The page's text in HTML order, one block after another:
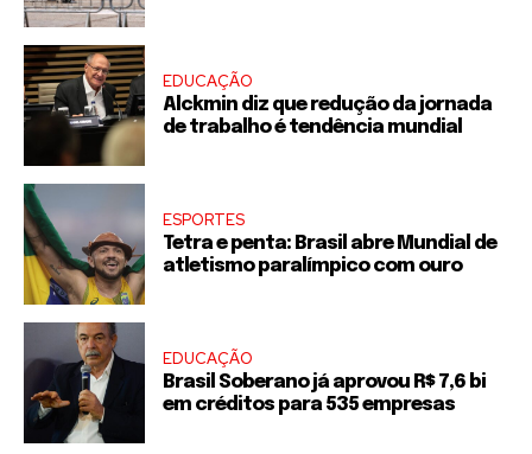
EDUCAÇÃO
Alckmin diz que redução da jornada
de trabalho é tendência mundial
ESPORTES
Tetra e penta: Brasil abre Mundial de
atletismo paralímpico com ouro
EDUCAÇÃO
Brasil Soberano já aprovou R$ 7,6 bi
em créditos para 535 empresas